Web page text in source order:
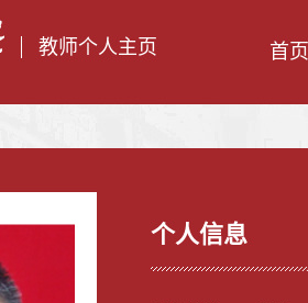
教师个人主页 首页
个人信息